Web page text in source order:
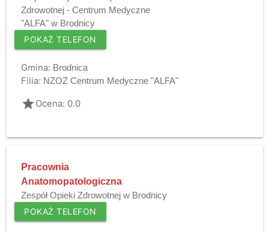
Zdrowotnej - Centrum Medyczne
"ALFA" w Brodnicy
POKAŻ TELEFON
Gmina: Brodnica
Filia: NZOZ Centrum Medyczne "ALFA"
gradeOcena: 0.0
Pracownia
Anatomopatologiczna
Zespół Opieki Zdrowotnej w Brodnicy
POKAŻ TELEFON